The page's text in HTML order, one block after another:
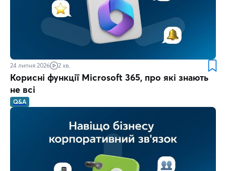
24 липня 2026 2 хв.
Корисні функції Microsoft 365, про які знають
не всі
Q&A